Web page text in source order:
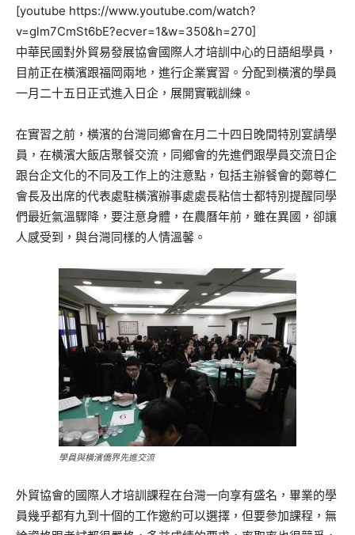
[youtube https://www.youtube.com/watch?
v=glm7CmSt6bE?ecver=1&w=350&h=270]
中華民國對外貿易發展協會國際人才培訓中心的日語組學員，
目前正在橫濱跟福岡兩地，進行企業實習。分配到橫濱的學員
一月二十五日正式進入日企，展開實戰訓練。
在實習之前，橫濱的台灣同鄉會在月二十四日晚間特別宴請學
員，在橫濱大飯店聚餐交流，同鄉會的先進們跟學員交流日企
跟台企文化的不同及工作上的注意點，包括主辦餐會的鄭尊仁
會長及出席的代表處駐橫濱辦事處處長粘信士都特別提醒同學
們最近氣溫驟降，要注意身體，在農曆年前，雖在異國，卻讓
人感受到，與台灣同樣的人情溫馨。
學員與橫濱僑界先進交流
外貿協會的國際人才培訓課程在台灣一向享有盛名，畢業的學
員幾乎都有九到十個的工作邀約可以選擇，但要參加課程，無